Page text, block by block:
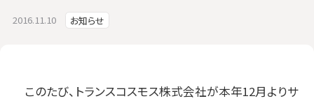
2016.11.10 お知らせ
このたび、トランスコスモス株式会社が本年12月よりサ